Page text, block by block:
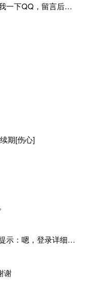
可以的，已经重置密码，可以加我一下QQ，留言后我就发密码给你。
期[伤心]
站长，许久没有登陆面板，登录提示：嗯，登录详细信息似乎不正确。请重试。 网站还可以正常使用。如果是密码问题请帮忙重置一下密码。谢谢。订单号：97790，账号：aa20210950。 站长，提交了工单，你回复续期成功，不过我的问题是面部登陆信息有问题，一直是初始密码，现在无法登陆，有时间麻烦排查一下。
谢